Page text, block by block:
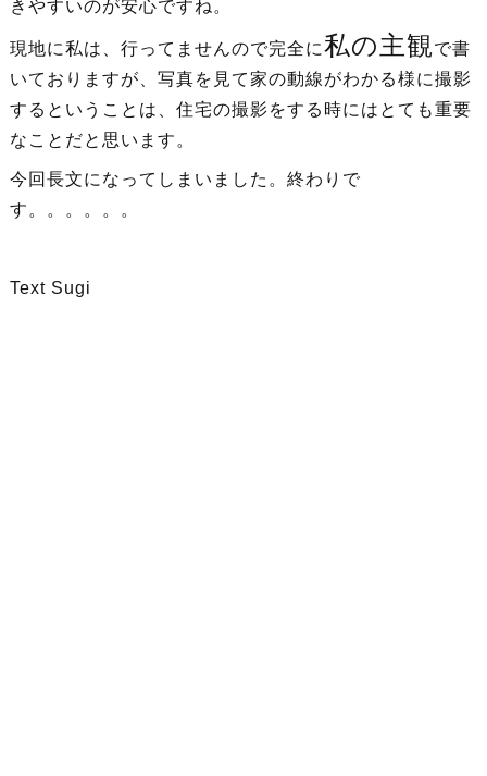
きやすいのが安心ですね。
現地に私は、行ってませんので完全に私の主観で書
いておりますが、写真を見て家の動線がわかる様に撮影
するということは、住宅の撮影をする時にはとても重要
なことだと思います。
今回長文になってしまいました。終わりで
す。。。。。。
Text Sugi